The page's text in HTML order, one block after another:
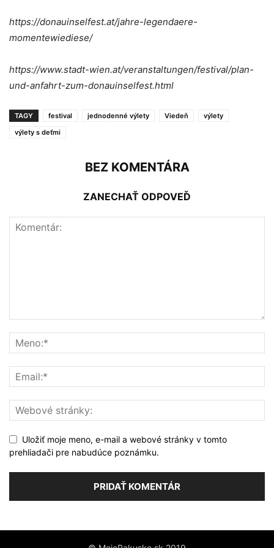
https://donauinselfest.at/jahre-legendaere-
momentewiediese/
https://www.stadt-wien.at/veranstaltungen/festival/plan-
und-anfahrt-zum-donauinselfest.html
TAGY festival jednodenné výlety Viedeň
výlety
výlety s deťmi
BEZ KOMENTÁRA
ZANECHAŤ ODPOVEĎ
Uložiť moje meno, e-mail a webové stránky v tomto
prehliadači pre nabudúce poznámku.